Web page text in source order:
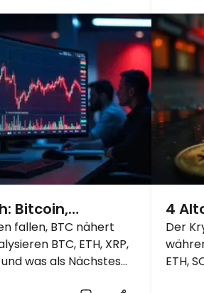
Bitcoin,
und mehr
was kommt
fallen, BTC nähert
BTC, ETH, XRP,
was als Nächstes
4
Der
ETH,